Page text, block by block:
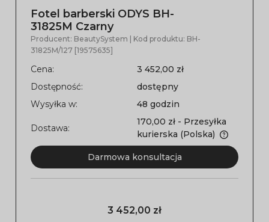
Fotel barberski ODYS BH-
31825M Czarny
Producent: BeautySystem | Kod produktu: BH-
31825M/127 [19575635]
Cena:
3 452,00 zł
Dostępność:
dostępny
Wysyłka w:
48 godzin
Dostawa:
170,00 zł - Przesyłka
kurierska (Polska)
Darmowa konsultacja
3 452,00 zł